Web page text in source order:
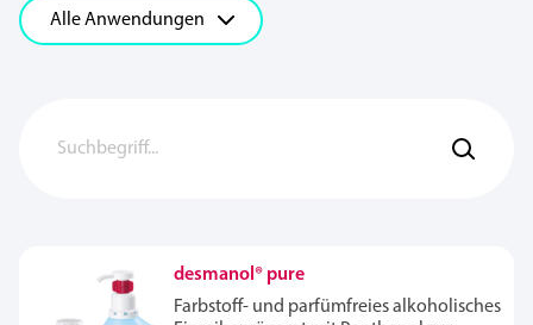
desmanol® pure
Farbstoff- und parfümfreies alkoholisches